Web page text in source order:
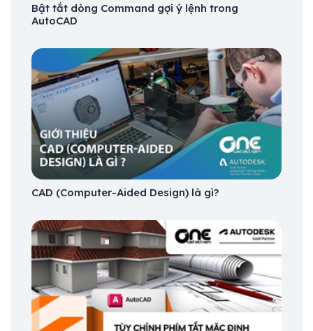
Bật tắt dòng Command gợi ý lệnh trong
AutoCAD
CAD (Computer-Aided Design) là gì?